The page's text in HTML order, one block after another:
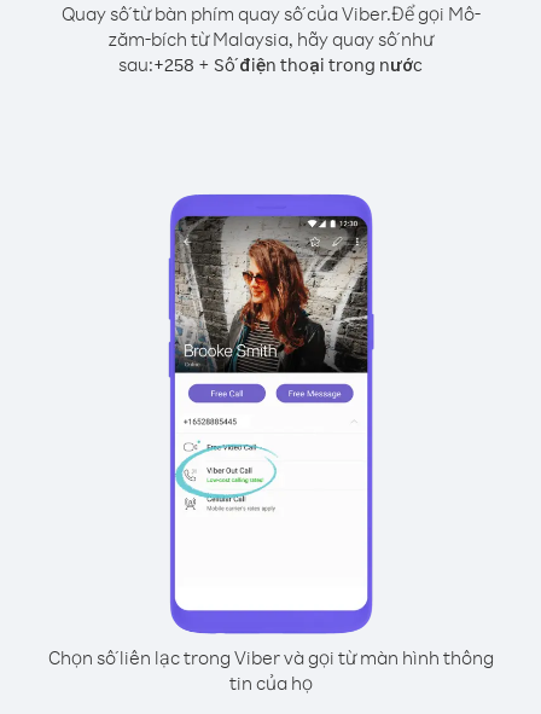
Quay số từ bàn phím quay số của Viber.Để gọi Mô-
zăm-bích từ Malaysia, hãy quay số như
sau:+258 + Số điện thoại trong nước
Chọn số liên lạc trong Viber và gọi từ màn hình thông
tin của họ